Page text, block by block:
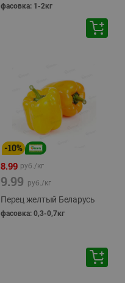
фасовка: 1-2кг
-10%
8.99 руб./кг
9.99 руб./кг
Перец желтый Беларусь
фасовка: 0,3-0,7кг